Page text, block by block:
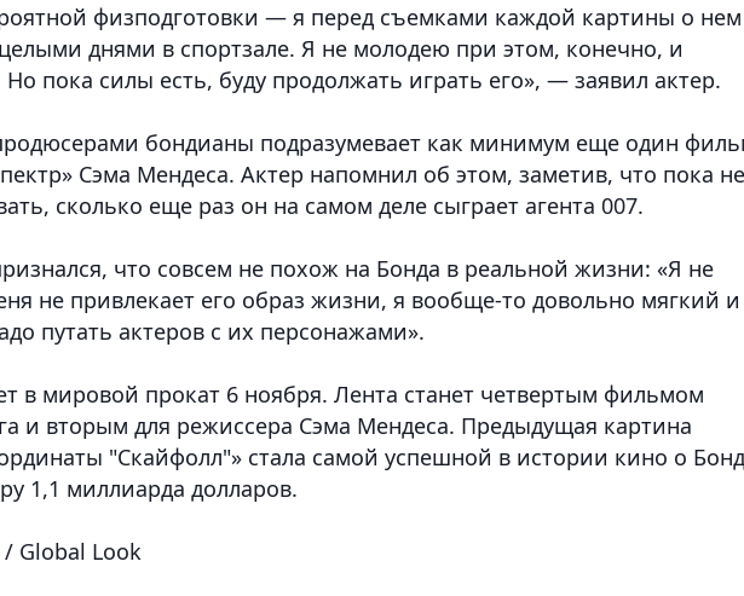
физподготовки — я перед съемками каждой картины о нем
днями в спортзале. Я не молодею при этом, конечно, и
пока силы есть, буду продолжать играть его», — заявил актер.
бондианы подразумевает как минимум еще один
Сэма Мендеса. Актер напомнил об этом, заметив, что пока не
сколько еще раз он на самом деле сыграет агента 007.
что совсем не похож на Бонда в реальной жизни: «Я не
не привлекает его образ жизни, я вообще-то довольно мягкий и
путать актеров с их персонажами».
в мировой прокат 6 ноября. Лента станет четвертым фильмом
и вторым для режиссера Сэма Мендеса. Предыдущая картина
"Скайфолл"» стала самой успешной в истории кино о
1,1 миллиарда долларов.
Global Look